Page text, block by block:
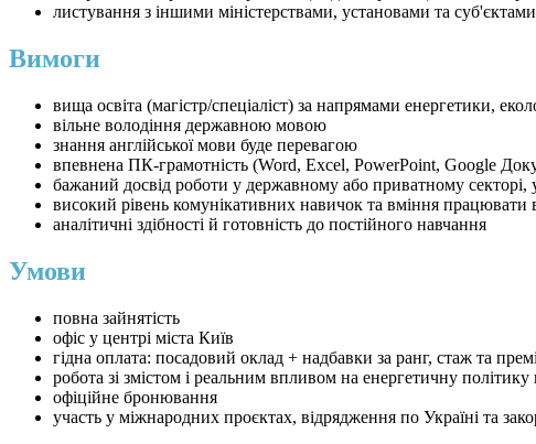
листування з іншими міністерствами, установами та
Вимоги
вища освіта (магістр/спеціаліст) за напрямами енергетики,
вільне володіння державною мовою
знання англійської мови буде перевагою
впевнена ПК-грамотність (Word, Excel, PowerPoint, Google
бажаний досвід роботи у державному або приватному секторі,
високий рівень комунікативних навичок та вміння працювати
аналітичні здібності й готовність до постійного навчання
Умови
повна зайнятість
офіс у центрі міста Київ
гідна оплата: посадовий оклад + надбавки за ранг, стаж та
робота зі змістом і реальним впливом на енергетичну політику
офіційне бронювання
участь у міжнародних проєктах, відрядження по Україні та